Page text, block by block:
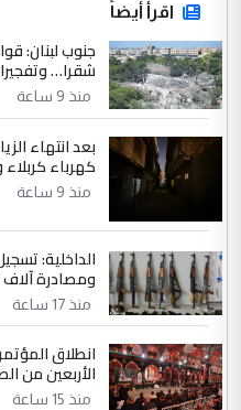
اقرأ أيضاً
جنوب لبنان:
شقرا…
منذ 9 ساعة
بعد انتهاء
كهرباء
منذ 9 ساعة
ومصادرة آلاف
منذ 17 ساعة
انطلاق
الأربعين من
منذ 15 ساعة